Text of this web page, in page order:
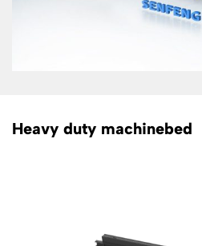
Heavy duty machinebed